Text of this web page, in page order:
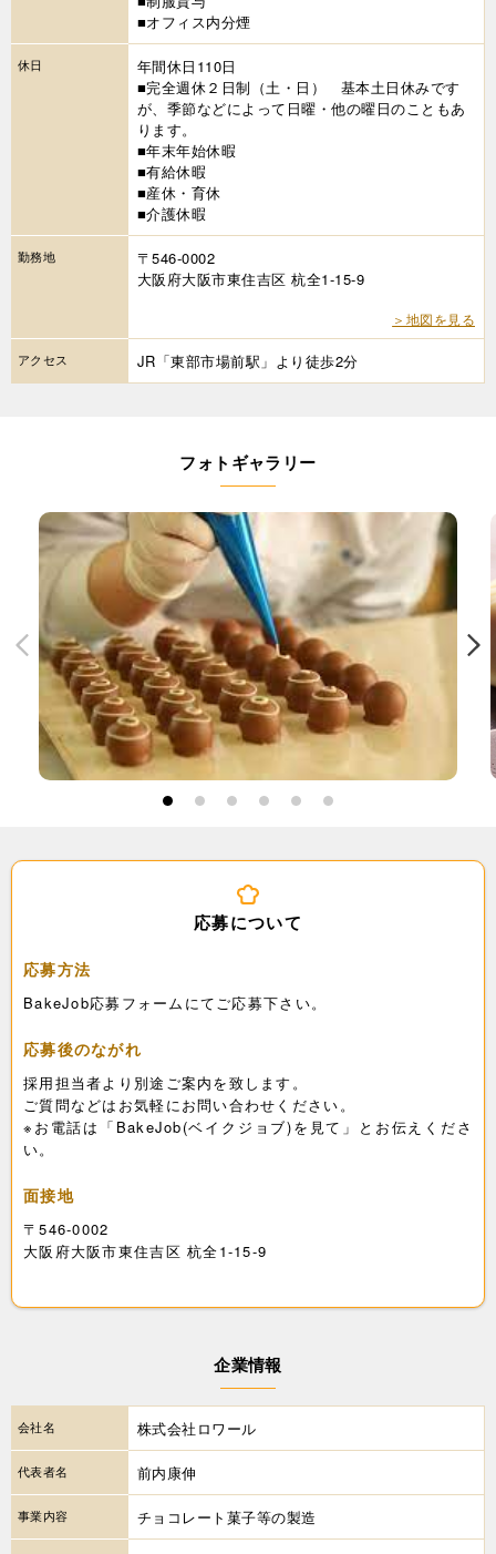
■オフィス内分煙
休日
年間休日110日
■完全週休２日制（土・日） 基本土日休みです
が、季節などによって日曜・他の曜日のこともあ
ります。
■年末年始休暇
■有給休暇
■産休・育休
■介護休暇
勤務地
〒546-0002
大阪府大阪市東住吉区 杭全1-15-9
＞地図を見る
アクセス JR「東部市場前駅」より徒歩2分
フォトギャラリー
1 2 3 4 5 6
応募について
応募方法
BakeJob応募フォームにてご応募下さい。
応募後のながれ
採用担当者より別途ご案内を致します。
ご質問などはお気軽にお問い合わせください。
※お電話は「BakeJob(ベイクジョブ)を見て」とお伝えくださ
い。
面接地
〒546-0002
大阪府大阪市東住吉区 杭全1-15-9
企業情報
会社名 株式会社ロワール
代表者名 前内康伸
事業内容 チョコレート菓子等の製造